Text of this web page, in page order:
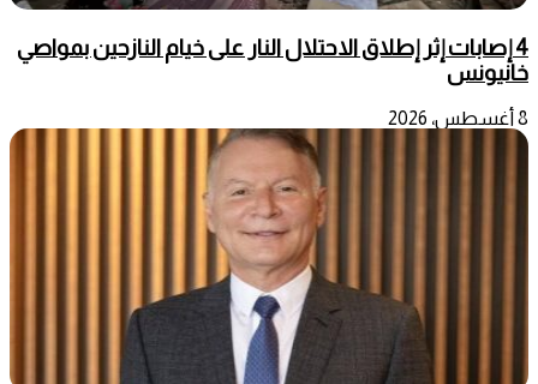
4 إصابات إثر إطلاق الاحتلال النار على خيام النازحين بمواصي
خانيونس
8 أغسطس، 2026